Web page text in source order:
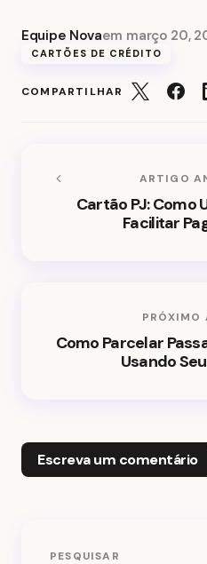
Equipe Novaem março 20,
CARTÕES DE CRÉDITO
COMPARTILHAR
ARTIGO
Cartão PJ: Como
Facilitar
PRÓXIMO
Como Parcelar
Usando
Escreva um comentário
O seu endereço de e-mail
PESQUISAR